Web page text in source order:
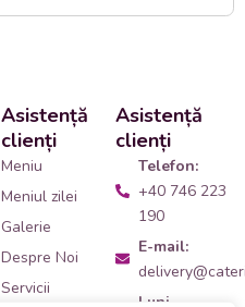
Asistență
clienți
Meniu
Meniul zilei
Galerie
Despre Noi
Servicii
Asistență
clienți
Telefon:
+40 746 223
190
E-mail:
Luni -